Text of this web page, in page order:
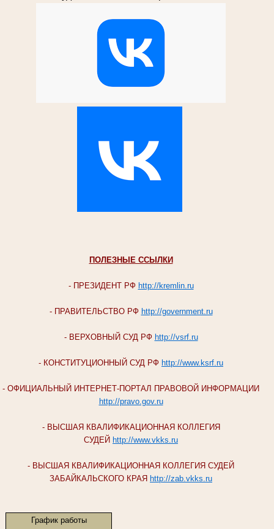
ПОЛЕЗНЫЕ ССЫЛКИ
- ПРЕЗИДЕНТ РФ http://kremlin.ru
- ПРАВИТЕЛЬСТВО РФ http://government.ru
- ВЕРХОВНЫЙ СУД РФ http://vsrf.ru
- КОНСТИТУЦИОННЫЙ СУД РФ http://www.ksrf.ru
- ОФИЦИАЛЬНЫЙ ИНТЕРНЕТ-ПОРТАЛ ПРАВОВОЙ ИНФОРМАЦИИ
http://pravo.gov.ru
- ВЫСШАЯ КВАЛИФИКАЦИОННАЯ КОЛЛЕГИЯ
СУДЕЙ http://www.vkks.ru
- ВЫСШАЯ КВАЛИФИКАЦИОННАЯ КОЛЛЕГИЯ СУДЕЙ
ЗАБАЙКАЛЬСКОГО КРАЯ http://zab.vkks.ru
График работы